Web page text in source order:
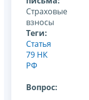
Страховые
взносы
Теги:
Статья
79 НК
РФ
Вопрос: